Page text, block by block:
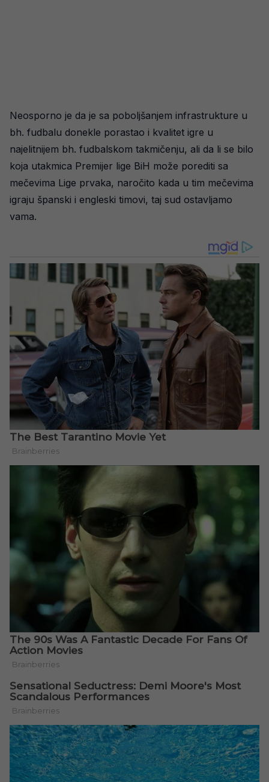
Neosporno je da je sa poboljšanjem infrastrukture u
bh. fudbalu donekle porastao i kvalitet igre u
najelitnijem bh. fudbalskom takmičenju, ali da li se bilo
koja utakmica Premijer lige BiH može porediti sa
mečevima Lige prvaka, naročito kada u tim mečevima
igraju španski i engleski timovi, taj sud ostavljamo
vama.